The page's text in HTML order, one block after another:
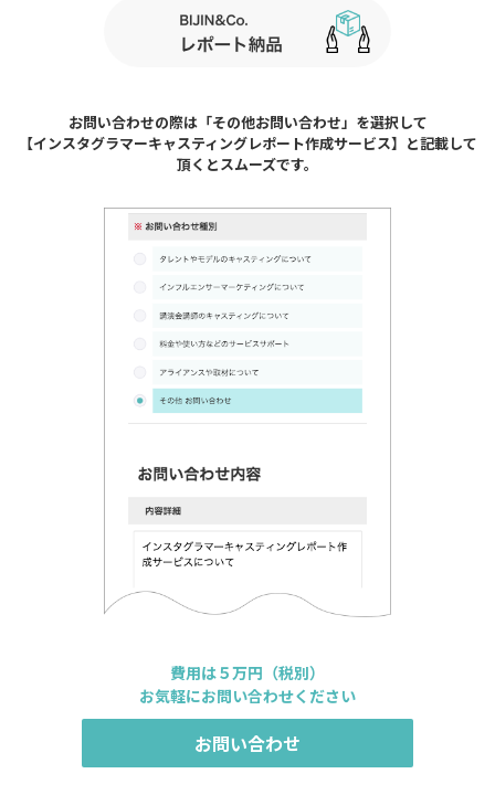
お問い合わせの際は「その他お問い合わせ」を選択して
【インスタグラマーキャスティングレポート作成サービス】と記載して
頂くとスムーズです。
費用は５万円（税別）
お気軽にお問い合わせください
お問い合わせ